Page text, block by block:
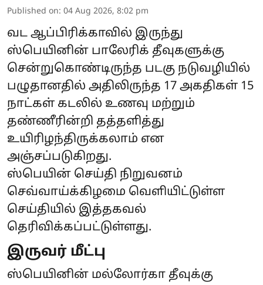
Published on: 04 Aug 2026, 8:02 pm
வட ஆப்பிரிக்காவில் இருந்து
ஸ்பெயினின் பாலேரிக் தீவுகளுக்கு
சென்றுகொண்டிருந்த படகு நடுவழியில்
பழுதானதில் அதிலிருந்த 17 அகதிகள் 15
நாட்கள் கடலில் உணவு மற்றும்
தண்ணீரின்றி தத்தளித்து
உயிரிழந்திருக்கலாம் என
அஞ்சப்படுகிறது.
ஸ்பெயின் செய்தி நிறுவனம்
செவ்வாய்க்கிழமை வெளியிட்டுள்ள
செய்தியில் இத்தகவல்
தெரிவிக்கப்பட்டுள்ளது.
இருவர் மீட்பு
ஸ்பெயினின் மல்லோர்கா தீவுக்கு